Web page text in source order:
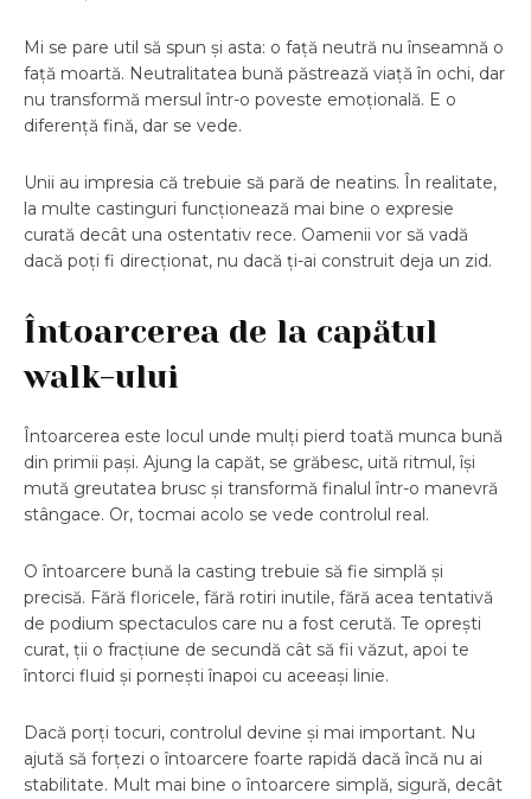
Mi se pare util să spun și asta: o față neutră nu înseamnă o
față moartă. Neutralitatea bună păstrează viață în ochi, dar
nu transformă mersul într-o poveste emoțională. E o
diferență fină, dar se vede.
Unii au impresia că trebuie să pară de neatins. În realitate,
la multe castinguri funcționează mai bine o expresie
curată decât una ostentativ rece. Oamenii vor să vadă
dacă poți fi direcționat, nu dacă ți-ai construit deja un zid.
Întoarcerea de la capătul
walk-ului
Întoarcerea este locul unde mulți pierd toată munca bună
din primii pași. Ajung la capăt, se grăbesc, uită ritmul, își
mută greutatea brusc și transformă finalul într-o manevră
stângace. Or, tocmai acolo se vede controlul real.
O întoarcere bună la casting trebuie să fie simplă și
precisă. Fără floricele, fără rotiri inutile, fără acea tentativă
de podium spectaculos care nu a fost cerută. Te oprești
curat, ții o fracțiune de secundă cât să fii văzut, apoi te
întorci fluid și pornești înapoi cu aceeași linie.
Dacă porți tocuri, controlul devine și mai important. Nu
ajută să forțezi o întoarcere foarte rapidă dacă încă nu ai
stabilitate. Mult mai bine o întoarcere simplă, sigură, decât